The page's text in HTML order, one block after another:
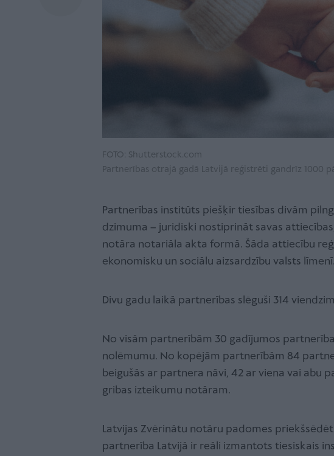
FOTO: Shutterstock.com
Partnerības otrajā gadā Latvijā reģistrēti gandrīz 1000
Partnerības institūts piešķir tiesības divām
dzimuma – juridiski nostiprināt savas
notāra notariāla akta formā. Šāda attiecību
ekonomisku un sociālu aizsardzību valsts līmenī.
Divu gadu laikā partnerības slēguši 314
No visām partnerībām 30 gadījumos
nolēmumu. No kopējām partnerībām 84
beigušās ar partnera nāvi, 42 ar viena vai abu
gribas izteikumu notāram.
Latvijas Zvērinātu notāru padomes
partnerība Latvijā ir reāli izmantots tiesiskais